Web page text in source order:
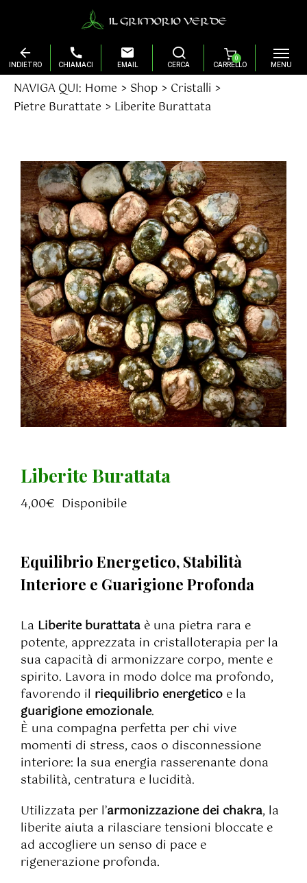
SaltaNAVIGA QUI: Home Shop
Cristalli
Pietre Burattate
Liberite Burattata
Liberite Burattata
4,00€ Disponibile
Equilibrio Energetico, Stabilità
Interiore e Guarigione Profonda
La Liberite burattata è una pietra rara e
potente, apprezzata in cristalloterapia per la
sua capacità di armonizzare corpo, mente e
spirito. Lavora in modo dolce ma profondo,
favorendo il riequilibrio energetico e la
guarigione emozionale.
È una compagna perfetta per chi vive
momenti di stress, caos o disconnessione
interiore: la sua energia rasserenante dona
stabilità, centratura e lucidità.
Utilizzata per l’armonizzazione dei chakra, la
liberite aiuta a rilasciare tensioni bloccate e
ad accogliere un senso di pace e
rigenerazione profonda.
0